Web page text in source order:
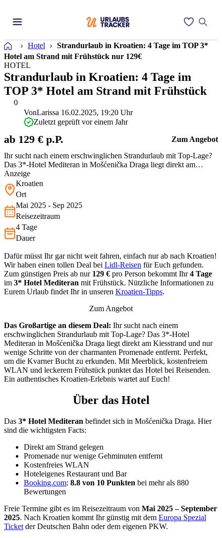
Startseite
Hotel
Strandurlaub in Kroatien: 4 Tage im TOP 3*
Hotel am Strand mit Frühstück nur 129€
0
HOTEL
Strandurlaub in Kroatien: 4 Tage im
TOP 3* Hotel am Strand mit Frühstück
Ihr sucht nach einem erschwinglichen Strandurlaub mit Top-Lage?
Das 3*-Hotel Mediteran in Mošćenička Draga liegt direkt am
Kiesstrand und nur wenige Schritte von der charmanten Promenade
entfernt. Perfekt, um die Kvarner Bucht zu erkunden. Mit
Meerblick, kostenfreiem WLAN und leckerem Frühstück punktet
VonLarissa 16.02.2025, 19:20 Uhr
Zuletzt geprüft vor einem Jahr
ab 129 € p.P. Zum Angebot
Anzeige
Kroatien
Ort
Mai 2025 - Sep 2025
Reisezeitraum
4 Tage
Dauer
Dafür müsst Ihr gar nicht weit fahren, einfach nur ab nach Kroatien!
Wir haben einen tollen Deal bei Lidl-Reisen für Euch gefunden.
Zum günstigen Preis ab nur 129 € pro Person bekommt Ihr4 Tage
im 3* Hotel Mediteran mit Frühstück. Nützliche Informationen zu
Eurem Urlaub findet Ihr in unseren Kroatien-Tipps.
Zum Angebot
Das Großartige an diesem Deal: Ihr sucht nach einem
erschwinglichen Strandurlaub mit Top-Lage? Das 3*-Hotel
Mediteran in Mošćenička Draga liegt direkt am Kiesstrand und nur
wenige Schritte von der charmanten Promenade entfernt. Perfekt,
um die Kvarner Bucht zu erkunden. Mit Meerblick, kostenfreiem
WLAN und leckerem Frühstück punktet das Hotel bei Reisenden.
Ein authentisches Kroatien-Erlebnis wartet auf Euch!
Über das Hotel
Das 3* Hotel Mediteran befindet sich in Mošćenička Draga. Hier
sind die wichtigsten Facts:
Direkt am Strand gelegen
Promenade nur wenige Gehminuten entfernt
Kostenfreies WLAN
Hoteleigenes Restaurant und Bar
Booking.com: 8.8 von 10 Punkten bei mehr als 880
Bewertungen
Freie Termine gibt es im Reisezeitraum von Mai 2025 – September
2025. Nach Kroatien kommt Ihr günstig mit dem Europa Spezial
Ticket der Deutschen Bahn oder dem eigenen PKW.